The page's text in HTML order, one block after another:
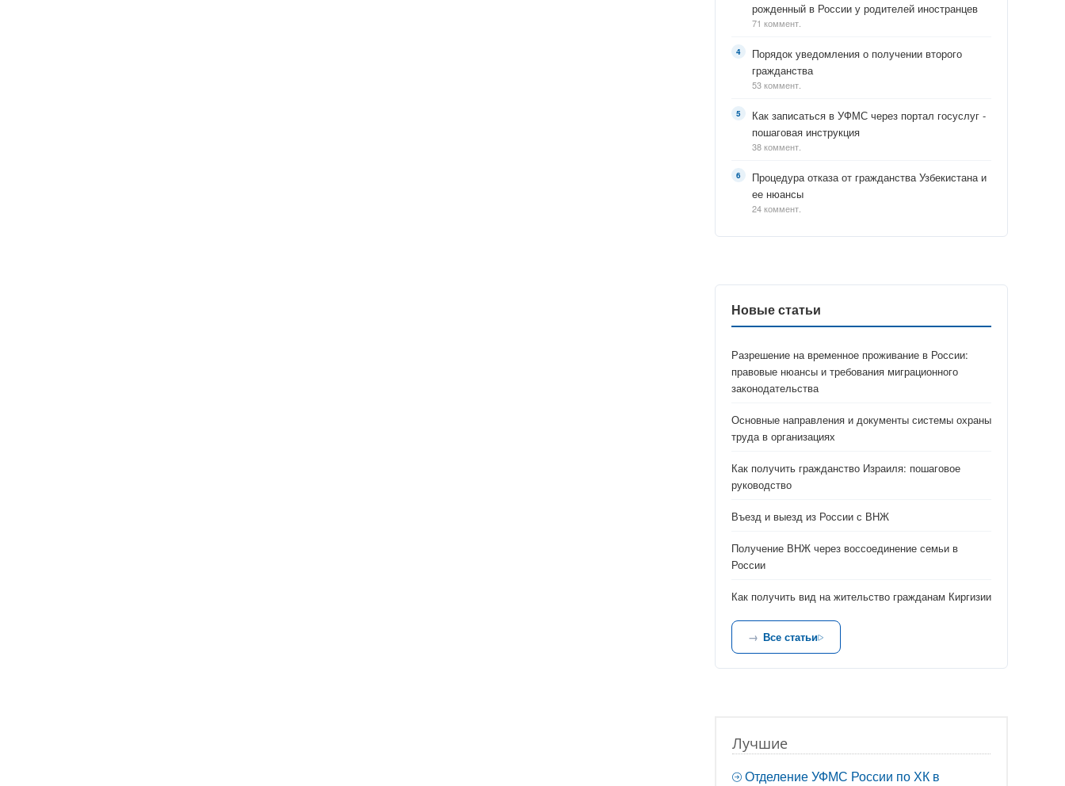
рожденный в России у родителей иностранцев
71 коммент.
Порядок уведомления о получении второго
гражданства
53 коммент.
Как записаться в УФМС через портал госуслуг -
пошаговая инструкция
38 коммент.
Процедура отказа от гражданства Узбекистана и
ее нюансы
24 коммент.
Новые статьи
Разрешение на временное проживание в России:
правовые нюансы и требования миграционного
законодательства
Основные направления и документы системы охраны
труда в организациях
Как получить гражданство Израиля: пошаговое
руководство
Въезд и выезд из России с ВНЖ
Получение ВНЖ через воссоединение семьи в
России
Как получить вид на жительство гражданам Киргизии
Все статьи
Лучшие
Отделение УФМС России по ХК в